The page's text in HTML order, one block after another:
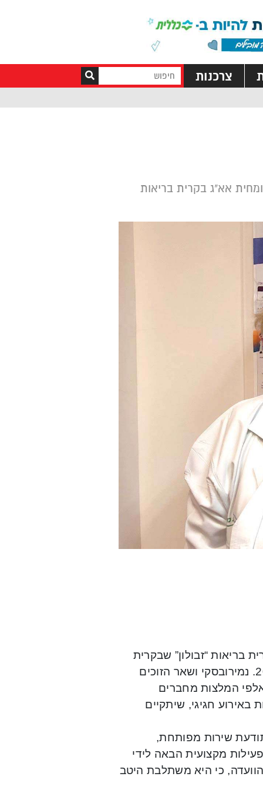
צרכנות
אא"ג בקרית בריאות
בריאות “זבולון” שבקרית
ביאליק, התבשרה שתקבל פרס הצטיינות של כללית לשנת 2019. נמירובסקי ושאר הזוכים
המלצות מחברים
באירוע חגיגי, שיתקיים
תודעת שירות מפותחת,
מקצועית הבאה לידי
הוועדה, כי היא משתלבת היטב